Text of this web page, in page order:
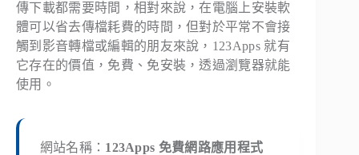
傳下載都需要時間，相對來說，在電腦上安裝軟
體可以省去傳檔耗費的時間，但對於平常不會接
觸到影音轉檔或編輯的朋友來說，123Apps 就有
它存在的價值，免費、免安裝，透過瀏覽器就能
使用。
網站名稱： 123Apps 免費網路應用程式